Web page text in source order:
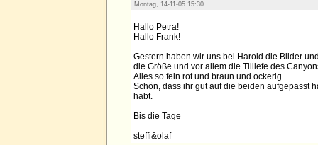
Montag, 14-11-05 15:30
Hallo Petra!
Hallo Frank!
Gestern haben wir uns bei Harold die Bilder
die Größe und vor allem die Tiiiiefe des
Alles so fein rot und braun und ockerig.
Schön, dass ihr gut auf die beiden aufgepasst
habt.
Bis die Tage
steffi&olaf